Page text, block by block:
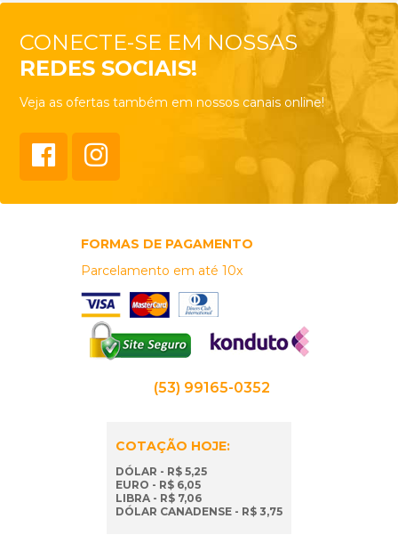
CONECTE-SE EM NOSSAS
REDES SOCIAIS!
Veja as ofertas também em nossos canais online!
FORMAS DE PAGAMENTO
Parcelamento em até 10x
(53) 99165-0352
COTAÇÃO HOJE:
DÓLAR - R$ 5,25
EURO - R$ 6,05
LIBRA - R$ 7,06
DÓLAR CANADENSE - R$ 3,75